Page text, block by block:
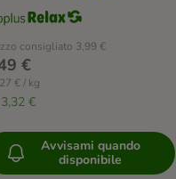
consigliato 3,99 €
€
€ / kg
3,32 €
Avvisami quando
disponibile